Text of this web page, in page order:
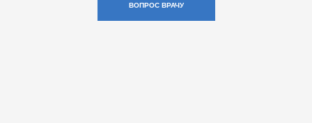
ВОПРОС ВРАЧУ